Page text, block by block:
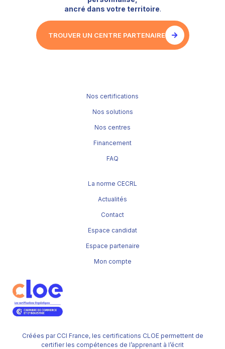
ancré dans votre territoire.
TROUVER UN CENTRE PARTENAIRE
Créées par CCI France, les certifications CLOE permettent de
certifier les compétences de l’apprenant à l’écrit
Nos certifications
Nos solutions
Nos centres
Financement
FAQ
La norme CECRL
Actualités
Contact
Espace candidat
Espace partenaire
Mon compte